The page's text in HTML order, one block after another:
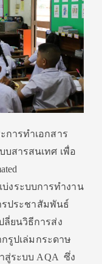
การทำเอกสาร
สารสนเทศ เพื่อ
บ่งระบบการทำงาน
รประชาสัมพันธ์
ยนวิธีการส่ง
กรูปเล่มกระดาษ
สู่ระบบ AQA ซึ่ง